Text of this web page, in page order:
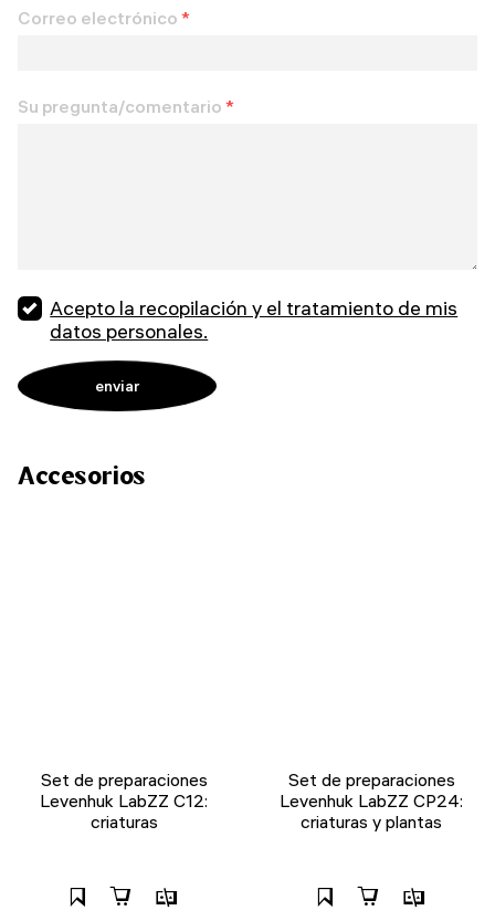
Correo electrónico *
Su pregunta/comentario *
Acepto la recopilación y el tratamiento de mis
datos personales.
Accesorios
Set de preparaciones
Levenhuk LabZZ C12:
criaturas
Set de preparaciones
Levenhuk LabZZ CP24:
criaturas y plantas